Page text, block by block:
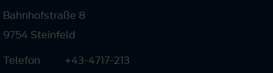
Bahnhofstraße 8
9754 Steinfeld
Telefon
+43-4717-213